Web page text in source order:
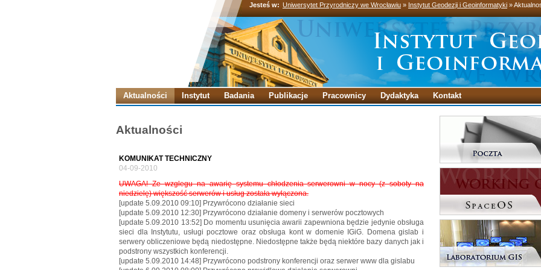
Jesteś w: Uniwersytet Przyrodniczy we Wrocławiu » Instytut Geodezji i Geoinformatyki »
Aktualności Instytut Badania Publikacje Pracownicy Dydaktyka Kontakt
Aktualności
KOMUNIKAT TECHNICZNY
04-09-2010
UWAGA! Ze wzglegu na awarię systemu chłodzenia serwerowni w nocy (z soboty na
niedzielę) większość serwerów i usług została wyłączona.
[update 5.09.2010 09:10] Przywrócono działanie sieci
[update 5.09.2010 12:30] Przywrócono działanie domeny i serwerów pocztowych
[update 5.09.2010 13:52] Do momentu usunięcia awarii zapewniona będzie jedynie obsługa
sieci dla Instytutu, usługi pocztowe oraz obsługa kont w domenie IGiG. Domena gislab i
serwery obliczeniowe będą niedostępne. Niedostępne także będą niektóre bazy danych jak i
podstrony wszystkich konferencji.
[update 5.09.2010 14:48] Przywrócono podstrony konferencji oraz serwer www dla gislabu